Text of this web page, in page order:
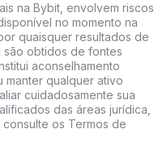
na Bybit, envolvem riscos
no momento na
quaisquer resultados de
são obtidos de fontes
aconselhamento
qualquer ativo
cuidadosamente sua
das áreas jurídica,
os Termos de